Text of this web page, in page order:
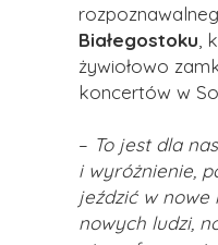
Białegostoku ,
żywiołowo
koncertów w
– To jest dla
i wyróżnienie,
jeździć w nowe
nowych ludzi,